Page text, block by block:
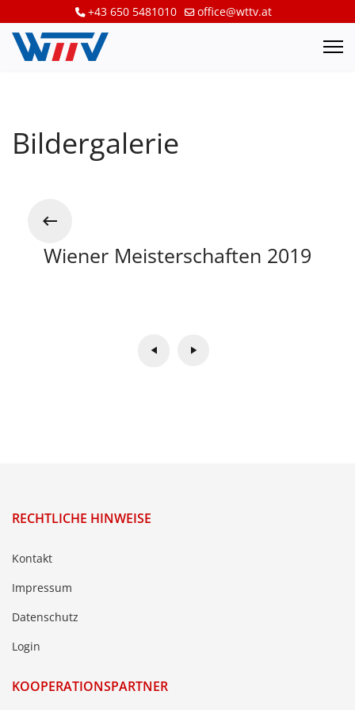
+43 650 5481010 office@wttv.at
Bildergalerie
Wiener Meisterschaften 2019
RECHTLICHE HINWEISE
Kontakt
Impressum
Datenschutz
Login
KOOPERATIONSPARTNER